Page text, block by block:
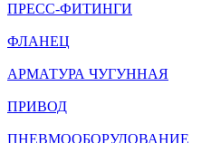
ПРЕСС-ФИТИНГИ
ФЛАНЕЦ
АРМАТУРА ЧУГУННАЯ
ПРИВОД
ПНЕВМООБОРУДОВАНИЕ